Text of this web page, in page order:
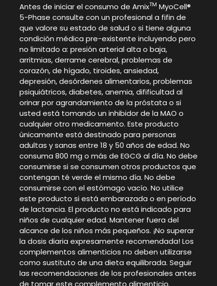
Antes de iniciar el consumo de AmixTM MyoCell®
5-Phase consulte con un profesional a fifin de
que valore su estado de salud o si tiene alguna
condición médica pre-existente incluyendo pero
no limitado a: presión arterial alta o baja,
arritmias, derrame cerebral, problemas de
corazón, de hígado, tiroides, ansiedad,
depresión, desórdenes alimentarios, problemas
psiquiátricos, diabetes, anemia, difificultad al
orinar por agrandamiento de la próstata o si
usted está tomando un inhibidor de la MAO o
cualquier otro medicamento. Este producto
únicamente está destinado para personas
adultas y sanas entre 18 y 50 años de edad. No
consuma 800 mg o más de EGCG al día. No debe
consumirse si se consumen otros productos que
contengan té verde el mismo día. No debe
consumirse con el estómago vacío. No utilice
este producto si está embarazada o en período
de lactancia. El producto no está indicado para
niños de cualquier edad. Mantener fuera del
alcance de los niños más pequeños. ¡No superar
la dosis diaria expresamente recomendada! Los
complementos alimenticios no deben utilizarse
como sustituto de una dieta equilibrada. Seguir
las recomendaciones de los profesionales antes
de tomar este complemento alimenticio.